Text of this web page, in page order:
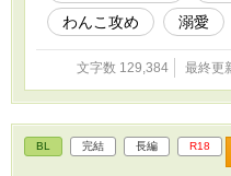
表紙画:ゆゆ
わんこ攻め
溺愛
文字数 129,384 最終更
BL 完結 長編 R18